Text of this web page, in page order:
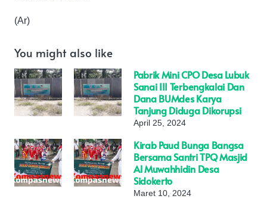
(Ar)
You might also like
Pabrik Mini CPO Desa Lubuk
Sanai III Terbengkalai Dan
Dana BUMdes Karya
Tanjung Diduga Dikorupsi
April 25, 2024
Kirab Paud Bunga Bangsa
Bersama Santri TPQ Masjid
Al Muwahhidin Desa
Sidokerto
Maret 10, 2024